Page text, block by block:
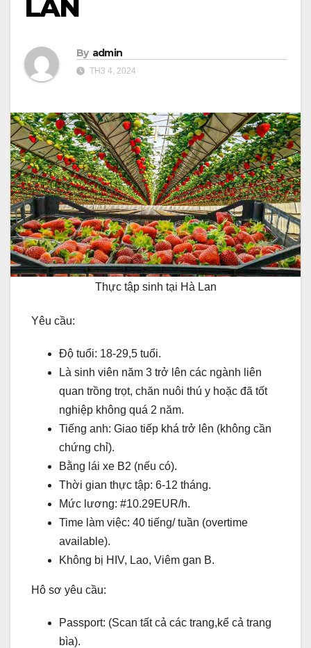
LAN
By admin
TH3 4, 2024
Thực tập sinh tại Hà Lan
Yêu cầu:
Độ tuổi: 18-29,5 tuổi.
Là sinh viên năm 3 trở lên các ngành liên
quan trồng trọt, chăn nuôi thú y hoặc đã tốt
nghiệp không quá 2 năm.
Tiếng anh: Giao tiếp khá trở lên (không cần
chứng chỉ).
Bằng lái xe B2 (nếu có).
Thời gian thực tập: 6-12 tháng.
Mức lương: #10.29EUR/h.
Time làm việc: 40 tiếng/ tuần (overtime
available).
Không bị HIV, Lao, Viêm gan B.
Hô sơ yêu cầu:
Passport: (Scan tất cả các trang,kể cả trang
bìa).